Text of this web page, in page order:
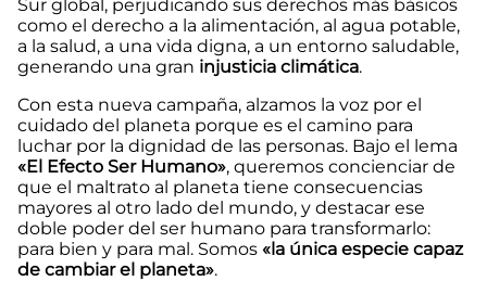
Sur global, perjudicando sus derechos más básicos
como el derecho a la alimentación, al agua potable,
a la salud, a una vida digna, a un entorno saludable,
generando una gran injusticia climática.
Con esta nueva campaña, alzamos la voz por el
cuidado del planeta porque es el camino para
luchar por la dignidad de las personas. Bajo el lema
«El Efecto Ser Humano», queremos concienciar de
que el maltrato al planeta tiene consecuencias
mayores al otro lado del mundo, y destacar ese
doble poder del ser humano para transformarlo:
para bien y para mal. Somos «la única especie capaz
de cambiar el planeta».